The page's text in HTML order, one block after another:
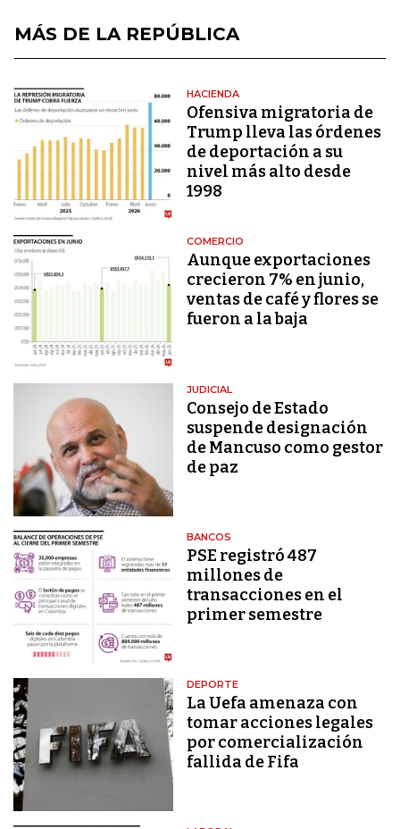
MÁS DE LA REPÚBLICA
HACIENDA
Ofensiva migratoria de
Trump lleva las órdenes
de deportación a su
nivel más alto desde
1998
COMERCIO
Aunque exportaciones
crecieron 7% en junio,
ventas de café y flores se
fueron a la baja
JUDICIAL
Consejo de Estado
suspende designación
de Mancuso como gestor
de paz
BANCOS
PSE registró 487
millones de
transacciones en el
primer semestre
DEPORTE
La Uefa amenaza con
tomar acciones legales
por comercialización
fallida de Fifa